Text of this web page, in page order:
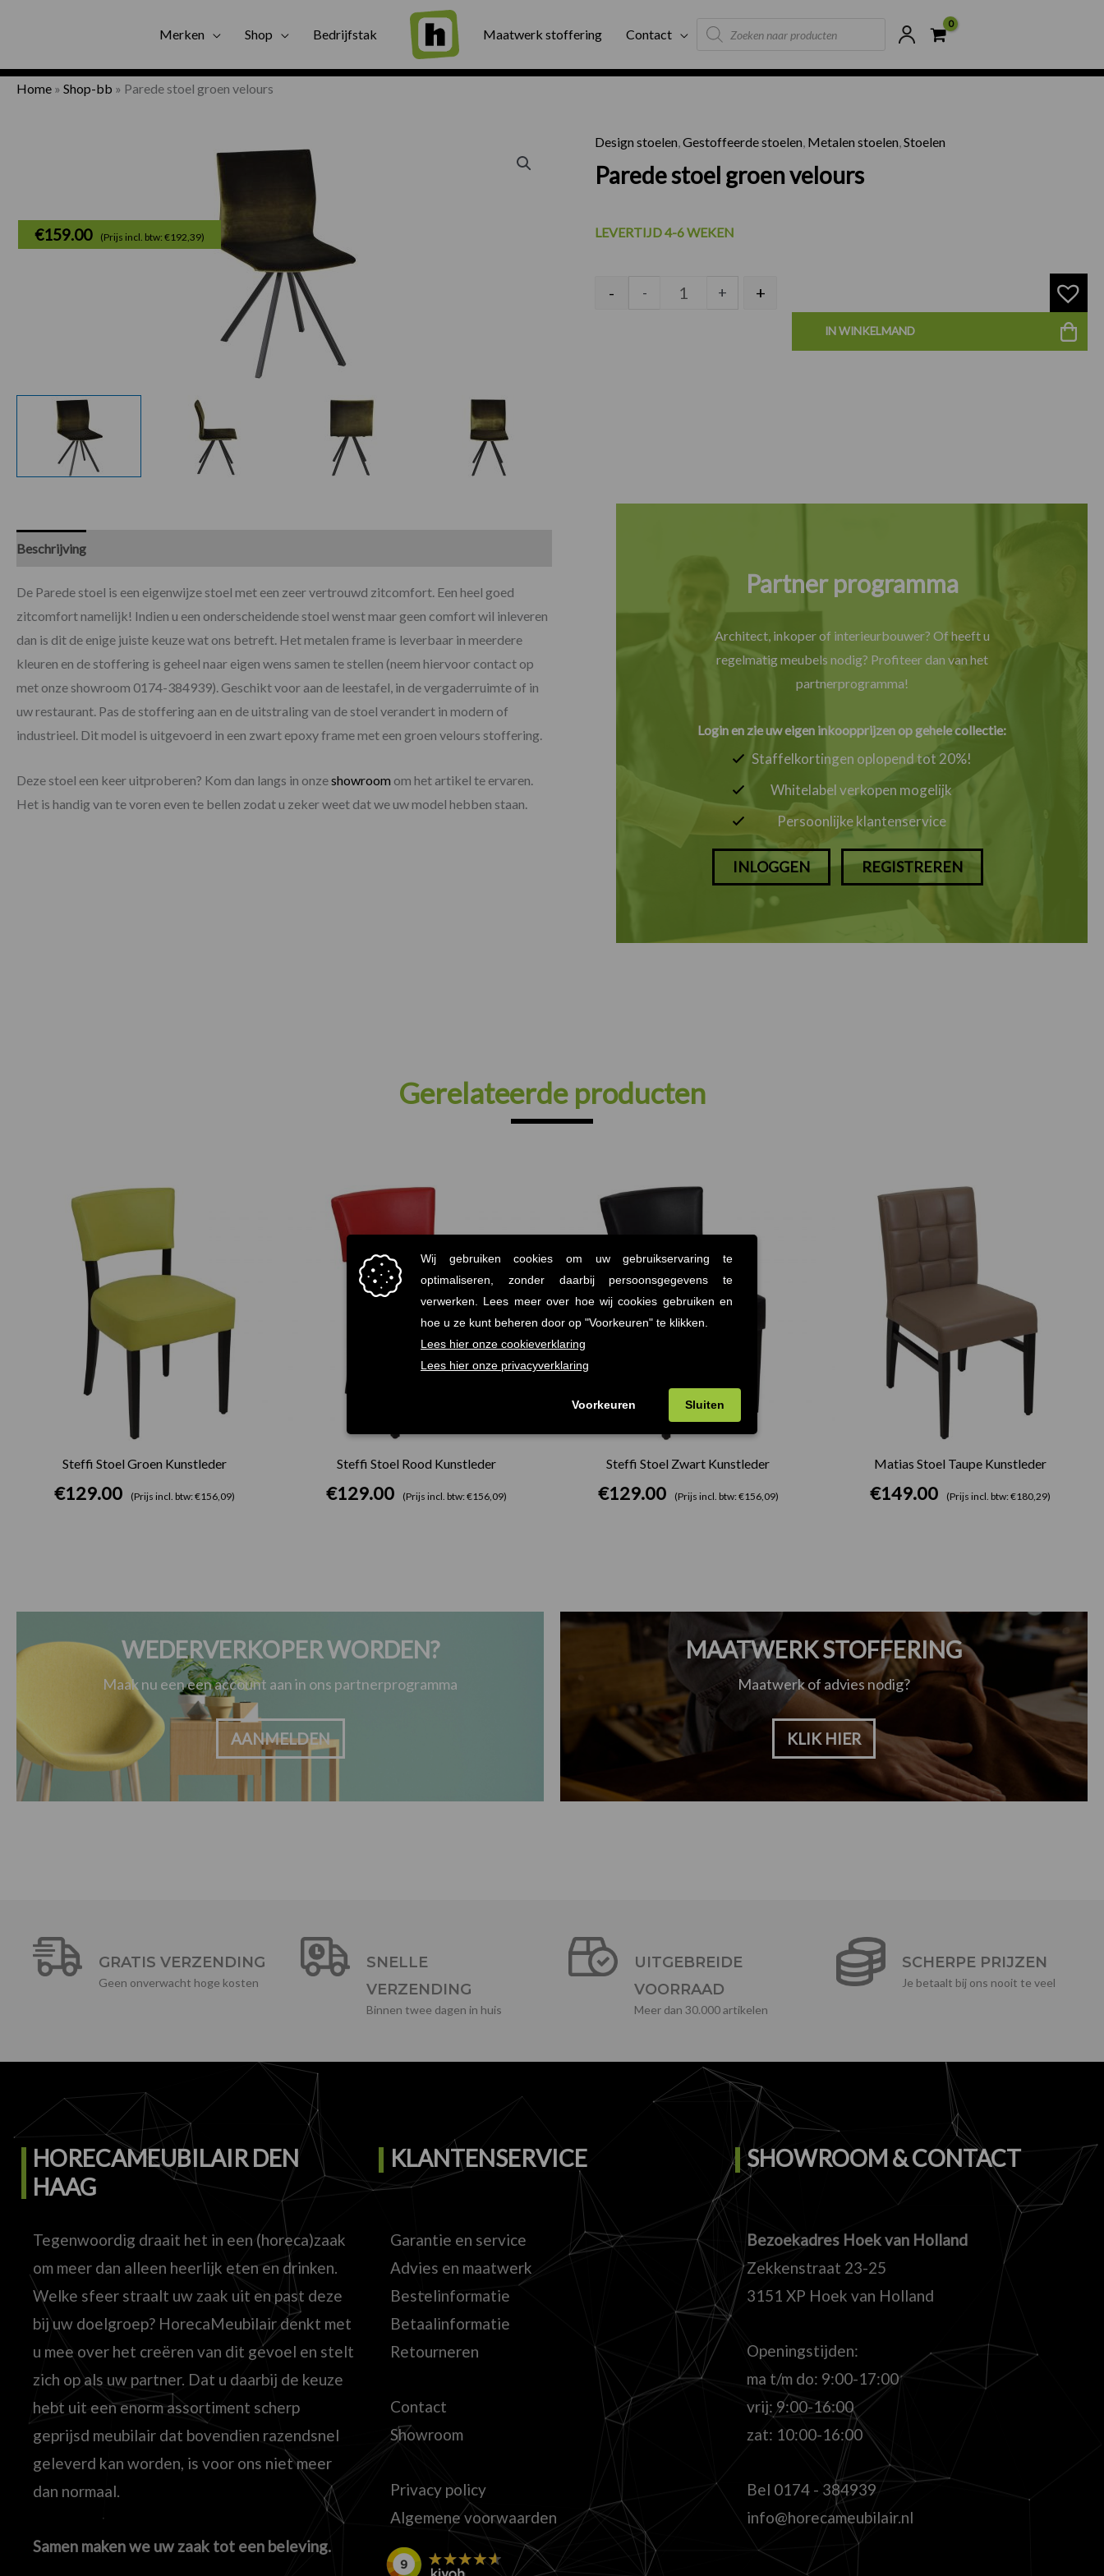
Merken Shop Bedrijfstak Maatwerk stoffering Contact
Products
search
Gratis bezorging Binnen twee werkdagen geleverd Externe voorraad Scherpste prijzen van NL
Home » Shop-bb » Parede stoel groen velours
Design stoelen,Gestoffeerde stoelen, Metalen stoelen,Stoelen
Parede stoel groen velours
€159.00 (Prijs incl. btw: €192,39) LEVERTIJD 4-6 WEKEN
Parede stoel groen velours aantal
- - + +
IN WINKELMAND
Beschrijving
De Parede stoel is een eigenwijze stoel met een zeer vertrouwd zitcomfort. Een heel goed
zitcomfort namelijk! Indien u een onderscheidende stoel wenst maar geen comfort wil inleveren
dan is dit de enige juiste keuze wat ons betreft. Het metalen frame is leverbaar in meerdere
kleuren en de stoffering is geheel naar eigen wens samen te stellen (neem hiervoor contact op
met onze showroom 0174-384939). Geschikt voor aan de leestafel, in de vergaderruimte of in
uw restaurant. Pas de stoffering aan en de uitstraling van de stoel verandert in modern of
industrieel. Dit model is uitgevoerd in een zwart epoxy frame met een groen velours stoffering.
Deze stoel een keer uitproberen? Kom dan langs in onzeshowroom om het artikel te ervaren.
Het is handig van te voren even te bellen zodat u zeker weet dat we uw model hebben staan.
Partner programma
Architect, inkoper of interieurbouwer? Of heeft u
regelmatig meubels nodig? Profiteer dan van het
partnerprogramma!
Login en zie uw eigen inkoopprijzen op gehele collectie:
Staffelkortingen oplopend tot 20%!
Whitelabel verkopen mogelijk
Persoonlijke klantenservice
INLOGGEN REGISTREREN
Gerelateerde producten
Steffi Stoel Groen Kunstleder
€129.00 (Prijs incl. btw: €156,09)
Steffi Stoel Rood Kunstleder
€129.00 (Prijs incl. btw: €156,09)
Steffi Stoel Zwart Kunstleder
€129.00 (Prijs incl. btw: €156,09)
Matias Stoel Taupe Kunstleder
€149.00 (Prijs incl. btw: €180,29)
WEDERVERKOPER WORDEN?
Maak nu een een account aan in ons partnerprogramma
AANMELDEN
MAATWERK STOFFERING
Maatwerk of advies nodig?
KLIK HIER
GRATIS VERZENDING
Geen onverwacht hoge kosten
SNELLE
VERZENDING
Binnen twee dagen in huis
UITGEBREIDE
VOORRAAD
Meer dan 30.000 artikelen
SCHERPE PRIJZEN
Je betaalt bij ons nooit te veel
HORECAMEUBILAIR DEN
HAAG
Tegenwoordig draait het in een (horeca)zaak
om meer dan alleen heerlijk eten en drinken.
Welke sfeer straalt uw zaak uit en past deze
bij uw doelgroep? HorecaMeubilair denkt met
u mee over het creëren van dit gevoel en stelt
zich op als uw partner. Dat u daarbij de keuze
hebt uit een enorm assortiment scherp
geprijsd meubilair dat bovendien razendsnel
geleverd kan worden, is voor ons niet meer
dan normaal.
Samen maken we uw zaak tot een beleving.
KLANTENSERVICE
Garantie en service
Advies en maatwerk
Bestelinformatie
Betaalinformatie
Retourneren
Contact
Showroom
Privacy policy
Algemene voorwaarden
SHOWROOM & CONTACT
Bezoekadres Hoek van Holland
Zekkenstraat 23-25
3151 XP Hoek van Holland
Openingstijden:
ma t/m do: 9:00-17:00
vrij: 9:00-16:00
zat: 10:00-16:00
Bel 0174 - 384939
info@horecameubilair.nl